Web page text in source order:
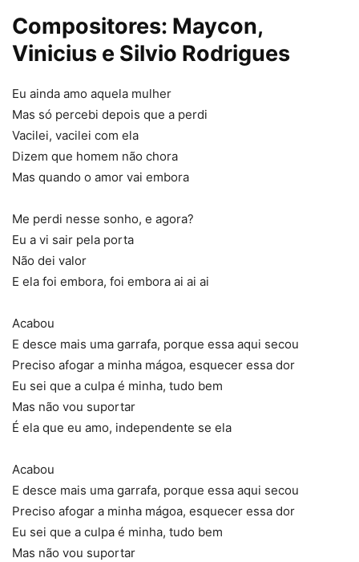
Compositores: Maycon,
Vinicius e Silvio Rodrigues
Eu ainda amo aquela mulher
Mas só percebi depois que a perdi
Vacilei, vacilei com ela
Dizem que homem não chora
Mas quando o amor vai embora
Me perdi nesse sonho, e agora?
Eu a vi sair pela porta
Não dei valor
E ela foi embora, foi embora ai ai ai
Acabou
E desce mais uma garrafa, porque essa aqui secou
Preciso afogar a minha mágoa, esquecer essa dor
Eu sei que a culpa é minha, tudo bem
Mas não vou suportar
É ela que eu amo, independente se ela
Acabou
E desce mais uma garrafa, porque essa aqui secou
Preciso afogar a minha mágoa, esquecer essa dor
Eu sei que a culpa é minha, tudo bem
Mas não vou suportar